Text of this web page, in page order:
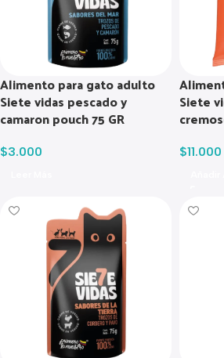
Alimento para gato adulto
Siete vidas pescado y
camaron pouch 75 GR
$3.000
Siete
$11.000